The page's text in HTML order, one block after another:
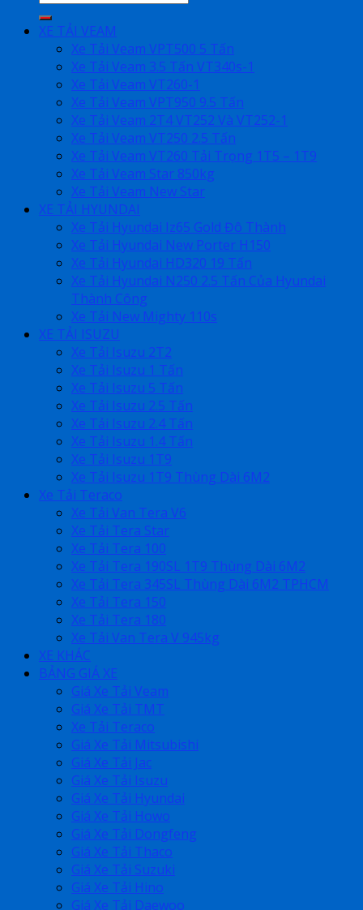
XE TẢI VEAM
Xe Tải Veam VPT500 5 Tấn
Xe Tải Veam 3.5 Tấn VT340s-1
Xe Tải Veam VT260-1
Xe Tải Veam VPT950 9.5 Tấn
Xe Tải Veam 2T4 VT252 Và VT252-1
Xe Tải Veam VT250 2.5 Tấn
Xe Tải Veam VT260 Tải Trọng 1T5 – 1T9
Xe Tải Veam Star 850kg
Xe Tải Veam New Star
XE TẢI HYUNDAI
Xe Tải Hyundai Iz65 Gold Đô Thành
Xe Tải Hyundai New Porter H150
Xe Tải Hyundai HD320 19 Tấn
Xe Tải Hyundai N250 2.5 Tấn Của Hyundai
Thành Công
Xe Tải New Mighty 110s
XE TẢI ISUZU
Xe Tải Isuzu 2T2
Xe Tải Isuzu 1 Tấn
Xe Tải Isuzu 5 Tấn
Xe Tải Isuzu 2.5 Tấn
Xe Tải Isuzu 2.4 Tấn
Xe Tải Isuzu 1.4 Tấn
Xe Tải Isuzu 1T9
Xe Tải Isuzu 1T9 Thùng Dài 6M2
Xe Tải Teraco
Xe Tải Van Tera V6
Xe Tải Tera Star
Xe Tải Tera 100
Xe Tải Tera 190SL 1T9 Thùng Dài 6M2
Xe Tải Tera 345SL Thùng Dài 6M2 TPHCM
Xe Tải Tera 150
Xe Tải Tera 180
Xe Tải Van Tera V 945kg
XE KHÁC
BẢNG GIÁ XE
Giá Xe Tải Veam
Giá Xe Tải TMT
Xe Tải Teraco
Giá Xe Tải Mitsubishi
Giá Xe Tải Jac
Giá Xe Tải Isuzu
Giá Xe Tải Hyundai
Giá Xe Tải Howo
Giá Xe Tải Dongfeng
Giá Xe Tải Thaco
Giá Xe Tải Suzuki
Giá Xe Tải Hino
Giá Xe Tải Daewoo